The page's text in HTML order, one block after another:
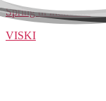
Spring til indholdet
VISKI